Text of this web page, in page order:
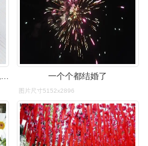
一个个都结婚了
图片尺寸5152x2896